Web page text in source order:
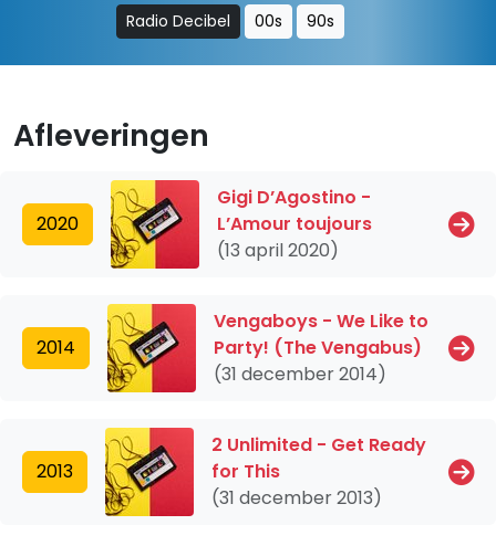
Radio Decibel 00s 90s
Afleveringen
2020
Gigi D’Agostino -
L’Amour toujours
(13 april 2020)
2014
Vengaboys - We Like to
Party! (The Vengabus)
(31 december 2014)
2013
2 Unlimited - Get Ready
for This
(31 december 2013)